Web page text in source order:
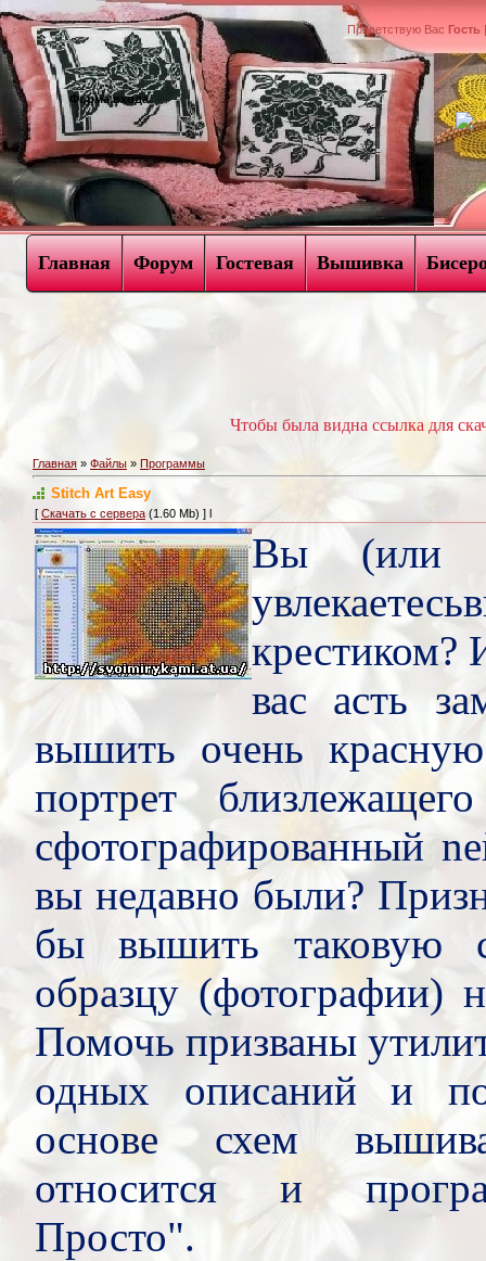
Форма входа
Приветствую Вас Гость
Главная Форум Гостевая Вышивка
Чтобы была видна ссылка для
Главная » Файлы » Программы
Stitch Art Easy
[ Скачать с сервера (1.60 Mb) ] l
Вы (или
крестиком?
вас асть
вышить очень
портрет
сфотографированный
вы недавно были?
бы вышить таковую
образцу (фотографии)
Помочь призваны
одных описаний и
основе схем
относится и
Просто".